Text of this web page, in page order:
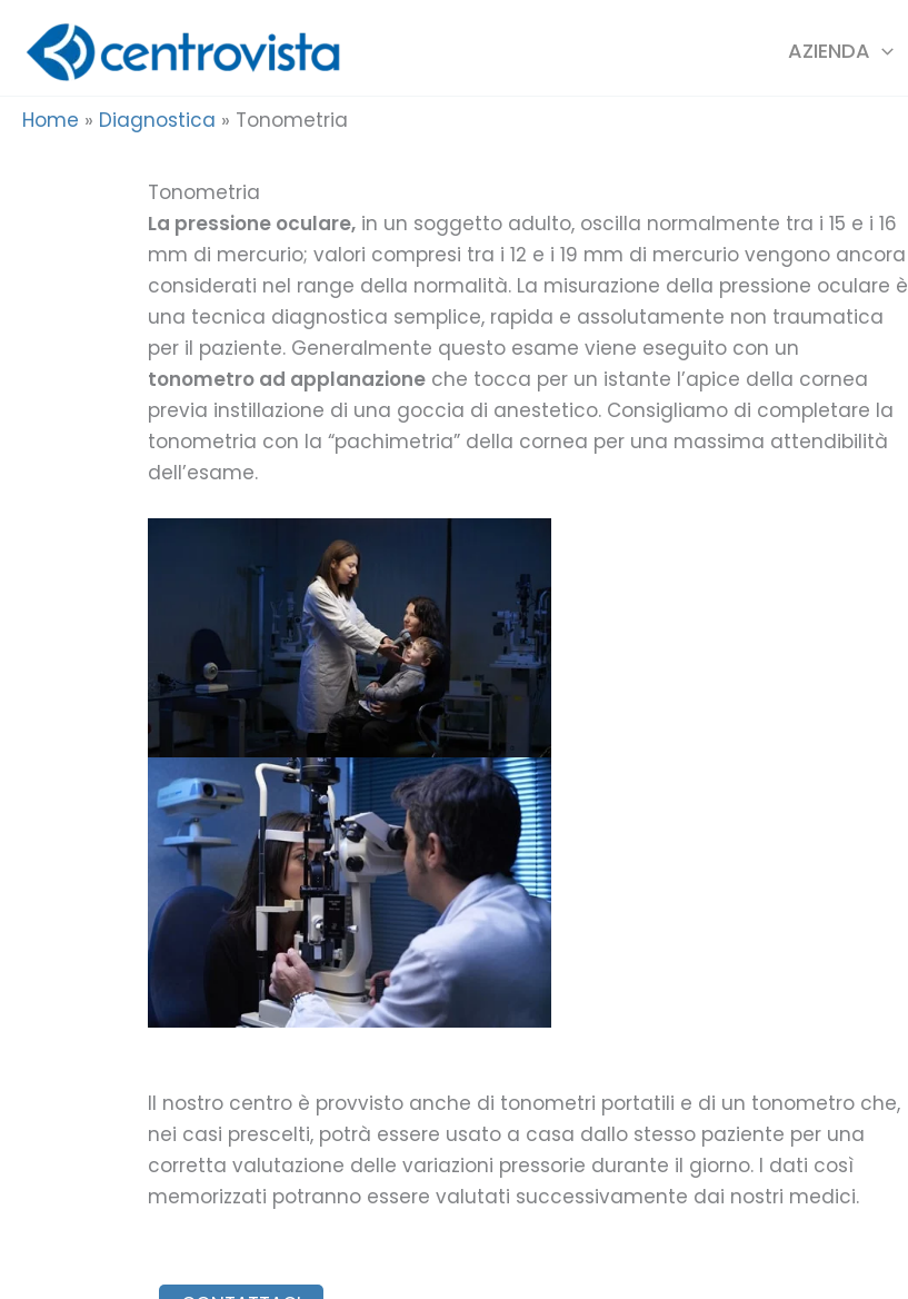
contenuto
AZIENDA
Home » Diagnostica » Tonometria
Tonometria
La pressione oculare, in un soggetto adulto, oscilla normalmente tra i 15 e i 16
mm di mercurio; valori compresi tra i 12 e i 19 mm di mercurio vengono ancora
considerati nel range della normalità. La misurazione della pressione oculare è
una tecnica diagnostica semplice, rapida e assolutamente non traumatica
per il paziente. Generalmente questo esame viene eseguito con un
tonometro ad applanazione che tocca per un istante l’apice della cornea
previa instillazione di una goccia di anestetico. Consigliamo di completare la
tonometria con la “pachimetria” della cornea per una massima attendibilità
dell’esame.
Il nostro centro è provvisto anche di tonometri portatili e di un tonometro che,
nei casi prescelti, potrà essere usato a casa dallo stesso paziente per una
corretta valutazione delle variazioni pressorie durante il giorno. I dati così
memorizzati potranno essere valutati successivamente dai nostri medici.